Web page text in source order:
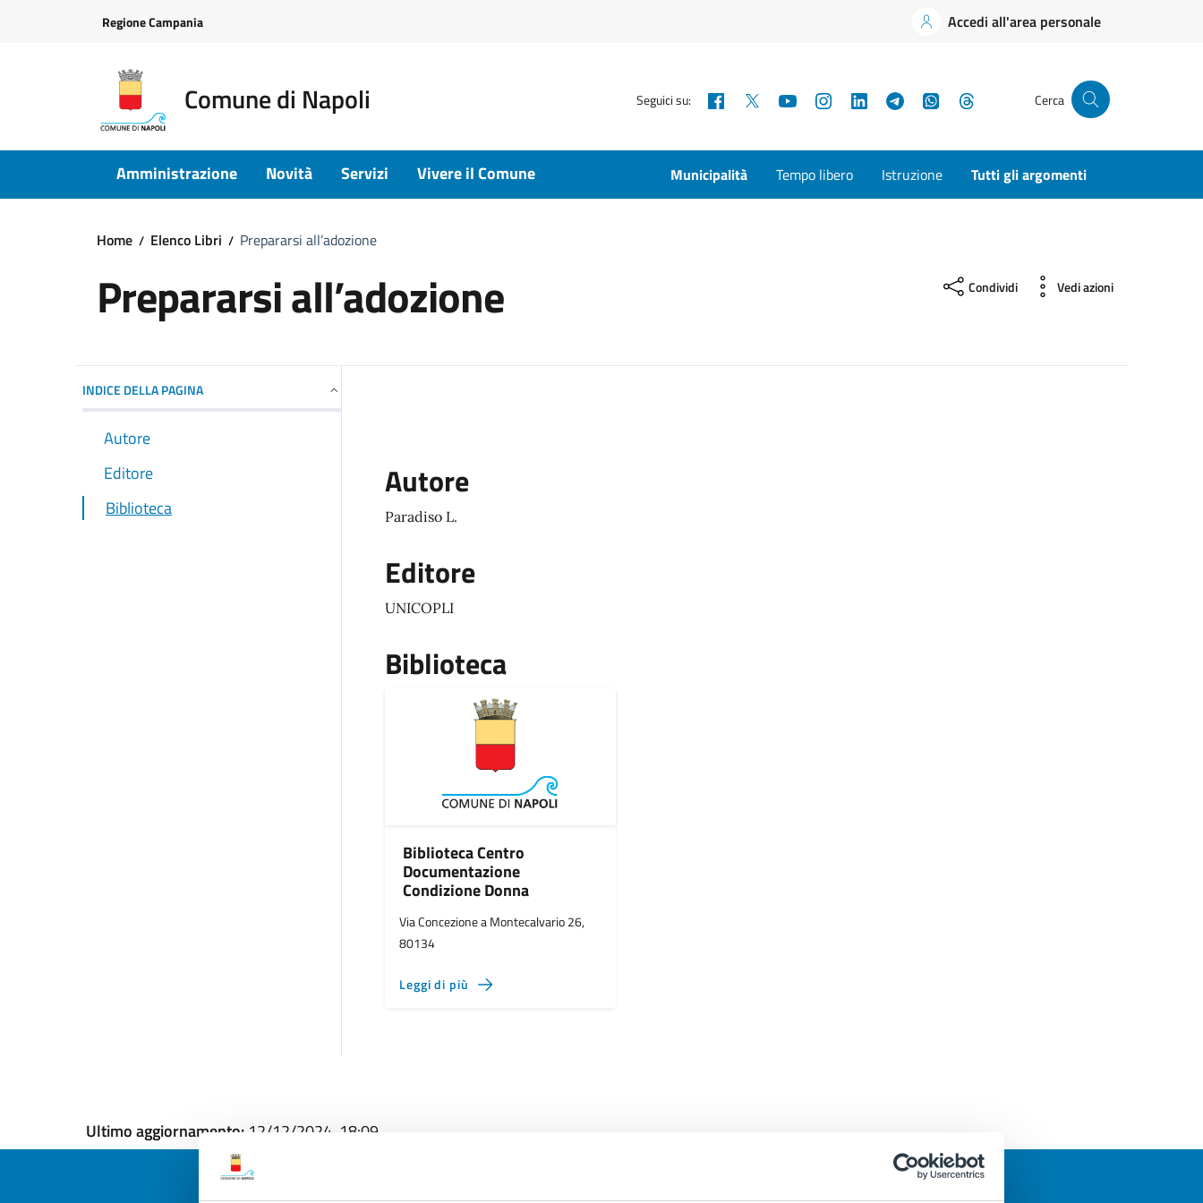
Regione Campania Accedi all'area personale
Comune di Napoli Seguici su: Facebook YouTubeInstagramLinkedInTelegramWhatsApp Cerca
Amministrazione Novità Servizi Vivere il Comune Municipalità Tempo libero Istruzione Tutti gli argomenti
Home Elenco Libri Prepararsi all’adozione
Prepararsi all’adozione Condividi Vedi azioni
INDICE DELLA PAGINA
Autore
Editore
Biblioteca
Autore
Paradiso L.
Editore
UNICOPLI
Biblioteca
Biblioteca Centro
Documentazione
Condizione Donna
Via Concezione a Montecalvario 26,
80134
Leggi di più
Ultimo aggiornamento: 12/12/2024, 18:09